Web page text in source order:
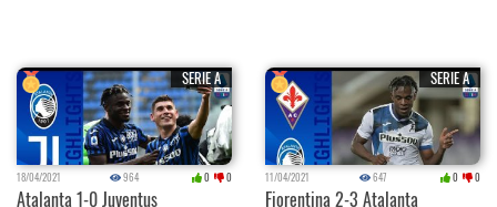
SERIE A
18/04/2021 964 0 0
Atalanta 1-0 Juventus
SERIE A
11/04/2021 647 0 0
Fiorentina 2-3 Atalanta